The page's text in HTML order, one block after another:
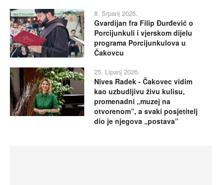
8. Srpanj 2026.
Gvardijan fra Filip Đurđević o
Porcijunkuli i vjerskom dijelu
programa Porcijunkulova u
Čakovcu
25. Lipanj 2026.
Nives Radek - Čakovec vidim
kao uzbudljivu živu kulisu,
promenadni „muzej na
otvorenom”, a svaki posjetitelj
dio je njegova „postava”